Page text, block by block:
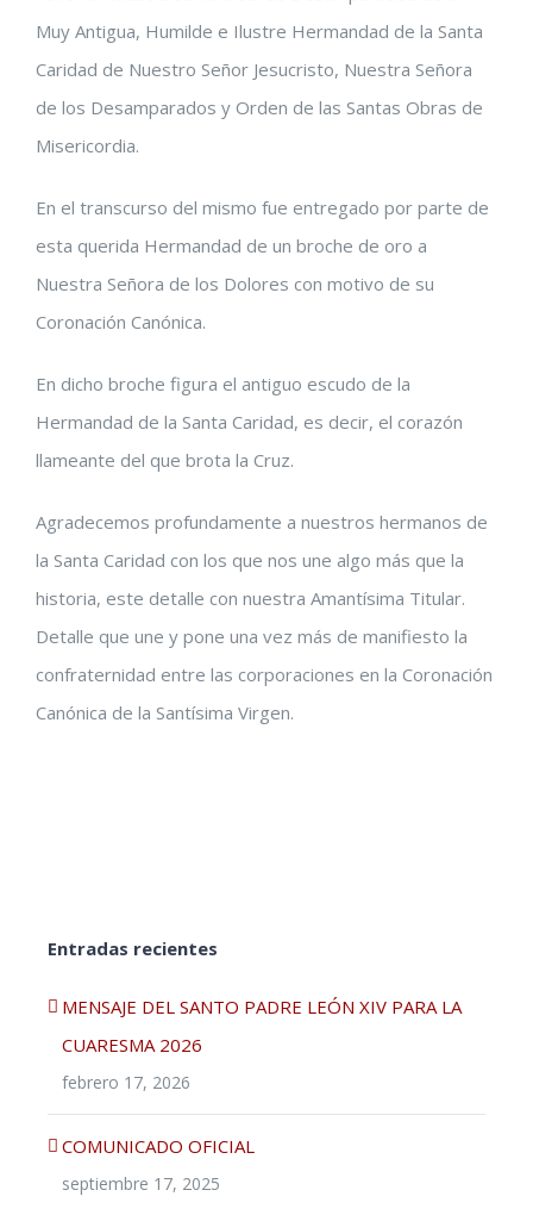
Muy Antigua, Humilde e Ilustre Hermandad de la Santa
Caridad de Nuestro Señor Jesucristo, Nuestra Señora
de los Desamparados y Orden de las Santas Obras de
Misericordia.
En el transcurso del mismo fue entregado por parte de
esta querida Hermandad de un broche de oro a
Nuestra Señora de los Dolores con motivo de su
Coronación Canónica.
En dicho broche figura el antiguo escudo de la
Hermandad de la Santa Caridad, es decir, el corazón
llameante del que brota la Cruz.
Agradecemos profundamente a nuestros hermanos de
la Santa Caridad con los que nos une algo más que la
historia, este detalle con nuestra Amantísima Titular.
Detalle que une y pone una vez más de manifiesto la
confraternidad entre las corporaciones en la Coronación
Canónica de la Santísima Virgen.
Entradas recientes
MENSAJE DEL SANTO PADRE LEÓN XIV PARA LA
CUARESMA 2026
febrero 17, 2026
COMUNICADO OFICIAL
septiembre 17, 2025